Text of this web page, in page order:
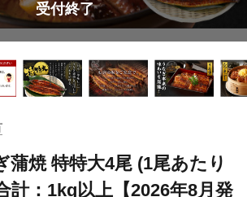
受付終了
蒲焼 特特大4尾 (1尾あたり
計：1kg以上【2026年8月発